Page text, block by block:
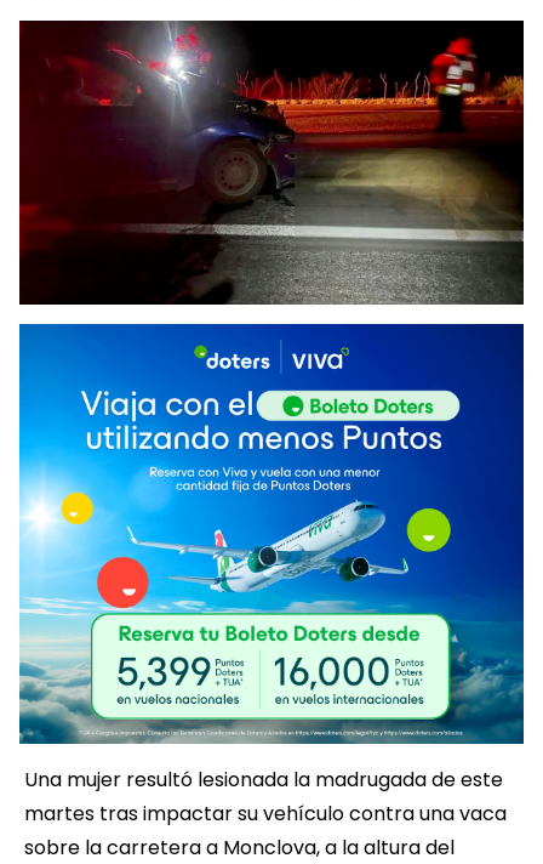
Una mujer resultó lesionada la madrugada de este
martes tras impactar su vehículo contra una vaca
sobre la carretera a Monclova, a la altura del